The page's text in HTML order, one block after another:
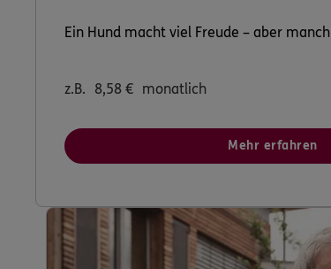
Ein Hund macht viel Freude – aber
z.B. 8,58 € monatlich
Mehr erfahren